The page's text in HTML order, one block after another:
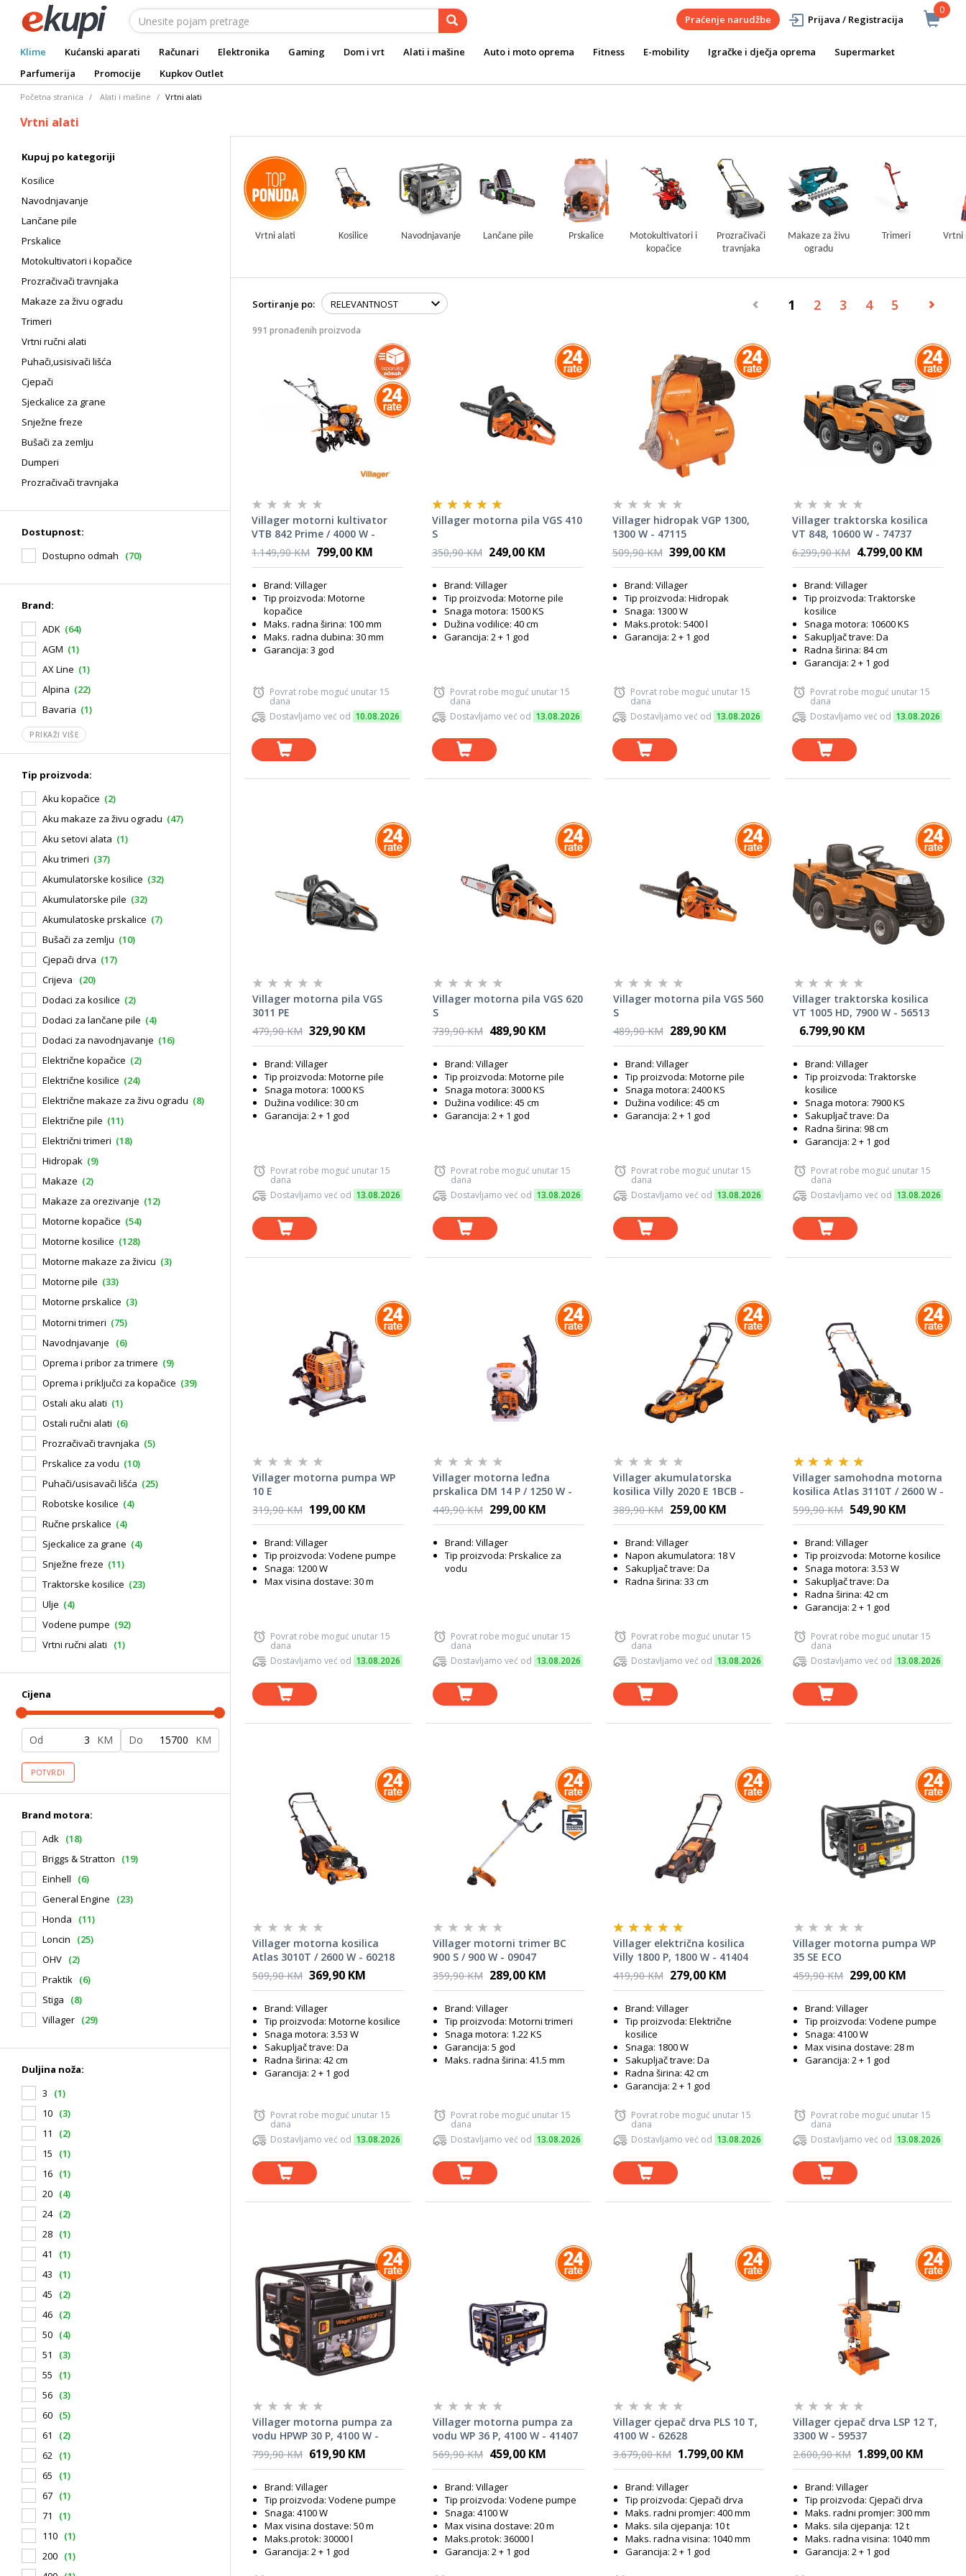
0
Praćenje narudžbe Prijava / Registracija
Klime Kućanski aparati Računari Elektronika Gaming Dom i vrt Alati i mašine Auto i moto oprema Fitness E-mobility Igračke i dječja oprema
Supermarket
Parfumerija
Promocije Kupkov Outlet
Početna stranica Alati i mašine Vrtni alati
Vrtni alati
Kupuj po kategoriji
Kosilice
Navodnjavanje
Lančane pile
Prskalice
Motokultivatori i kopačice
Prozračivači travnjaka
Makaze za živu ogradu
Trimeri
Vrtni ručni alati
Puhači,usisivači lišća
Cjepači
Sjeckalice za grane
Snježne freze
Bušači za zemlju
Dumperi
Prozračivači travnjaka
Dostupnost:
Dostupno odmah
(70)
Brand:
ADK (64)
AGM (1)
AX Line (1)
Alpina (22)
Bavaria (1)
PRIKAŽI VIŠE
Tip proizvoda:
Aku kopačice (2)
Aku makaze za živu ogradu (47)
Aku setovi alata (1)
Aku trimeri (37)
Akumulatorske kosilice (32)
Akumulatorske pile (32)
Akumulatoske prskalice (7)
Bušači za zemlju (10)
Cjepači drva (17)
Crijeva
(20)
Dodaci za kosilice (2)
Dodaci za lančane pile (4)
Dodaci za navodnjavanje (16)
Električne kopačice (2)
Električne kosilice (24)
Električne makaze za živu ogradu (8)
Električne pile (11)
Električni trimeri (18)
Hidropak (9)
Makaze (2)
Makaze za orezivanje (12)
Motorne kopačice (54)
Motorne kosilice (128)
Motorne makaze za živicu (3)
Motorne pile (33)
Motorne prskalice (3)
Motorni trimeri (75)
Navodnjavanje
(6)
Oprema i pribor za trimere (9)
Oprema i priključci za kopačice (39)
Ostali aku alati (1)
Ostali ručni alati (6)
Prozračivači travnjaka (5)
Prskalice za vodu (10)
Puhači/usisavači lišća (25)
Robotske kosilice (4)
Ručne prskalice (4)
Sjeckalice za grane (4)
Snježne freze (11)
Traktorske kosilice (23)
Ulje (4)
Vodene pumpe (92)
Vrtni ručni alati
(1)
Cijena
Od KM Do KM
POTVRDI
Brand motora:
Adk (18)
Briggs & Stratton
(19)
Einhell
(6)
General Engine
(23)
Honda
(11)
Loncin
(25)
OHV (2)
Praktik (6)
Stiga
(8)
Villager (29)
Duljina noža:
3
(1)
10 (3)
11
(2)
15
(1)
16 (1)
20 (4)
24 (2)
28 (1)
41
(1)
43
(1)
45
(2)
46 (2)
50 (4)
51
(3)
55
(1)
56 (3)
60 (5)
61
(2)
62 (1)
65
(1)
67 (1)
71
(1)
110 (1)
200 (1)
Vrtni alati Kosilice Navodnjavanje Lančane pile Prskalice
Motokultivatori i
kopačice
Prozračivači
travnjaka
Makaze za živu
ogradu
Trimeri Vrtni
Sortiranje po: 1 2 3 4 5
991 pronađenih proizvoda
Villager motorni kultivator
VTB 842 Prime / 4000 W -
57145
1.149,90 KM 799,00 KM
Brand: Villager
Tip proizvoda: Motorne
kopačice
Maks. radna širina: 100 mm
Maks. radna dubina: 30 mm
Garancija: 3 god
Povrat robe moguć unutar 15
dana
Dostavljamo već od 10.08.2026
Villager motorna pila VGS 410
S
350,90 KM 249,00 KM
Brand: Villager
Tip proizvoda: Motorne pile
Snaga motora: 1500 KS
Dužina vodilice: 40 cm
Garancija: 2 + 1 god
Povrat robe moguć unutar 15
dana
Dostavljamo već od 13.08.2026
Villager hidropak VGP 1300,
1300 W - 47115
509,90 KM 399,00 KM
Brand: Villager
Tip proizvoda: Hidropak
Snaga: 1300 W
Maks.protok: 5400 l
Garancija: 2 + 1 god
Povrat robe moguć unutar 15
dana
Dostavljamo već od 13.08.2026
Villager traktorska kosilica
VT 848, 10600 W - 74737
6.299,90 KM 4.799,00 KM
Brand: Villager
Tip proizvoda: Traktorske
kosilice
Snaga motora: 10600 KS
Sakupljač trave: Da
Radna širina: 84 cm
Garancija: 2 + 1 god
Povrat robe moguć unutar 15
dana
Dostavljamo već od 13.08.2026
Villager motorna pila VGS
3011 PE
479,90 KM 329,90 KM
Brand: Villager
Tip proizvoda: Motorne pile
Snaga motora: 1000 KS
Dužina vodilice: 30 cm
Garancija: 2 + 1 god
Povrat robe moguć unutar 15
dana
Dostavljamo već od 13.08.2026
Villager motorna pila VGS 620
S
739,90 KM 489,90 KM
Brand: Villager
Tip proizvoda: Motorne pile
Snaga motora: 3000 KS
Dužina vodilice: 45 cm
Garancija: 2 + 1 god
Povrat robe moguć unutar 15
dana
Dostavljamo već od 13.08.2026
Villager motorna pila VGS 560
S
489,90 KM 289,90 KM
Brand: Villager
Tip proizvoda: Motorne pile
Snaga motora: 2400 KS
Dužina vodilice: 45 cm
Garancija: 2 + 1 god
Povrat robe moguć unutar 15
dana
Dostavljamo već od 13.08.2026
Villager traktorska kosilica
VT 1005 HD, 7900 W - 56513
6.799,90 KM
Brand: Villager
Tip proizvoda: Traktorske
kosilice
Snaga motora: 7900 KS
Sakupljač trave: Da
Radna širina: 98 cm
Garancija: 2 + 1 god
Povrat robe moguć unutar 15
dana
Dostavljamo već od 13.08.2026
Villager motorna pumpa WP
10 E
319,90 KM 199,00 KM
Brand: Villager
Tip proizvoda: Vodene pumpe
Snaga: 1200 W
Max visina dostave: 30 m
Povrat robe moguć unutar 15
dana
Dostavljamo već od 13.08.2026
Villager motorna leđna
prskalica DM 14 P / 1250 W -
30112
449,90 KM 299,00 KM
Brand: Villager
Tip proizvoda: Prskalice za
vodu
Povrat robe moguć unutar 15
dana
Dostavljamo već od 13.08.2026
Villager akumulatorska
kosilica Villy 2020 E 1BCB -
60115
389,90 KM 259,00 KM
Brand: Villager
Napon akumulatora: 18 V
Sakupljač trave: Da
Radna širina: 33 cm
Povrat robe moguć unutar 15
dana
Dostavljamo već od 13.08.2026
Villager samohodna motorna
kosilica Atlas 3110T / 2600 W -
66673
599,90 KM 549,90 KM
Brand: Villager
Tip proizvoda: Motorne kosilice
Snaga motora: 3.53 W
Sakupljač trave: Da
Radna širina: 42 cm
Garancija: 2 + 1 god
Povrat robe moguć unutar 15
dana
Dostavljamo već od 13.08.2026
Villager motorna kosilica
Atlas 3010T / 2600 W - 60218
509,90 KM 369,90 KM
Brand: Villager
Tip proizvoda: Motorne kosilice
Snaga motora: 3.53 W
Sakupljač trave: Da
Radna širina: 42 cm
Garancija: 2 + 1 god
Povrat robe moguć unutar 15
dana
Dostavljamo već od 13.08.2026
Villager motorni trimer BC
900 S / 900 W - 09047
359,90 KM 289,00 KM
Brand: Villager
Tip proizvoda: Motorni trimeri
Snaga motora: 1.22 KS
Garancija: 5 god
Maks. radna širina: 41.5 mm
Povrat robe moguć unutar 15
dana
Dostavljamo već od 13.08.2026
Villager električna kosilica
Villy 1800 P, 1800 W - 41404
419,90 KM 279,00 KM
Brand: Villager
Tip proizvoda: Električne
kosilice
Snaga: 1800 W
Sakupljač trave: Da
Radna širina: 42 cm
Garancija: 2 + 1 god
Povrat robe moguć unutar 15
dana
Dostavljamo već od 13.08.2026
Villager motorna pumpa WP
35 SE ECO
459,90 KM 299,00 KM
Brand: Villager
Tip proizvoda: Vodene pumpe
Snaga: 4100 W
Max visina dostave: 28 m
Garancija: 2 + 1 god
Povrat robe moguć unutar 15
dana
Dostavljamo već od 13.08.2026
Villager motorna pumpa za
vodu HPWP 30 P, 4100 W -
41408
799,90 KM 619,90 KM
Brand: Villager
Tip proizvoda: Vodene pumpe
Snaga: 4100 W
Max visina dostave: 50 m
Maks.protok: 30000 l
Garancija: 2 + 1 god
Villager motorna pumpa za
vodu WP 36 P, 4100 W - 41407
569,90 KM 459,00 KM
Brand: Villager
Tip proizvoda: Vodene pumpe
Snaga: 4100 W
Max visina dostave: 20 m
Maks.protok: 36000 l
Garancija: 2 + 1 god
Villager cjepač drva PLS 10 T,
4100 W - 62628
3.679,00 KM 1.799,00 KM
Brand: Villager
Tip proizvoda: Cjepači drva
Maks. radni promjer: 400 mm
Maks. sila cijepanja: 10 t
Maks. radna visina: 1040 mm
Garancija: 2 + 1 god
Villager cjepač drva LSP 12 T,
3300 W - 59537
2.600,90 KM 1.899,00 KM
Brand: Villager
Tip proizvoda: Cjepači drva
Maks. radni promjer: 300 mm
Maks. sila cijepanja: 12 t
Maks. radna visina: 1040 mm
Garancija: 2 + 1 god